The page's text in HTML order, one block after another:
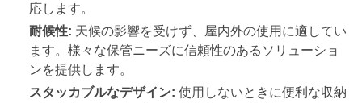
応します。
耐候性: 天候の影響を受けず、屋内外の使用に適してい
ます。様々な保管ニーズに信頼性のあるソリューショ
ンを提供します。
スタッカブルなデザイン: 使用しないときに便利な収納